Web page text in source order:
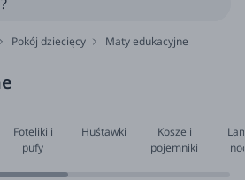
Pokój dziecięcy Maty edukacyjne
Foteliki i
pufy
Huśtawki
Kosze i
pojemniki